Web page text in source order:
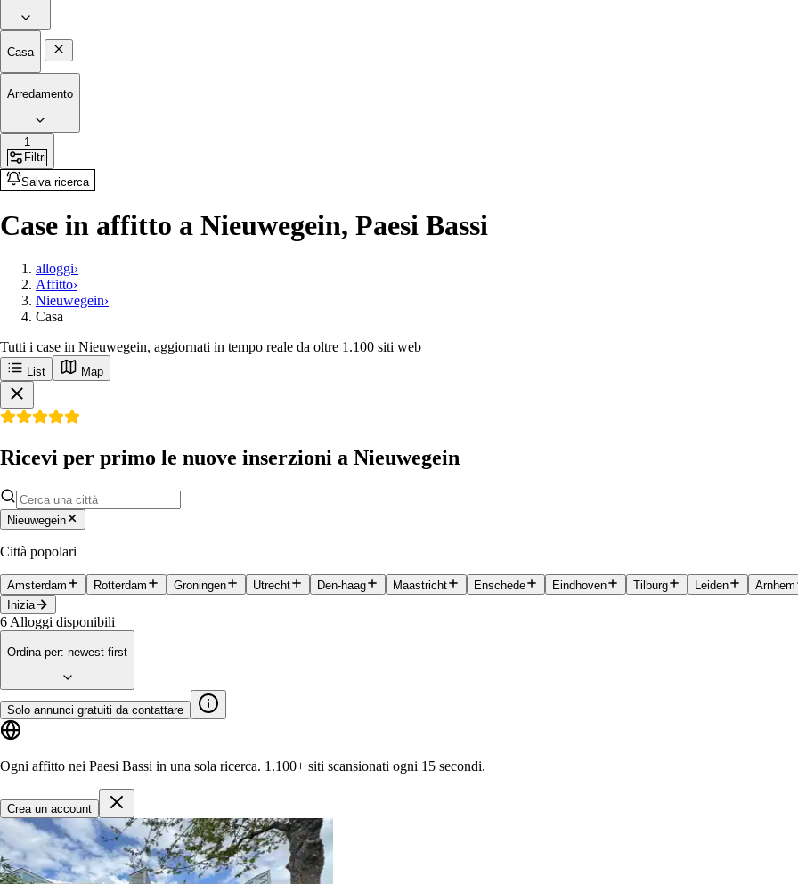
Casa
Arredamento
1
Filtri
Salva ricerca
Case in affitto a Nieuwegein, Paesi Bassi
alloggi›
Affitto›
Nieuwegein›
Casa
Tutti i case in Nieuwegein, aggiornati in tempo reale da oltre 1.100 siti web
List Map
Ricevi per primo le nuove inserzioni a Nieuwegein
Nieuwegein
Città popolari
Amsterdam Rotterdam Groningen Utrecht Den-haag Maastricht Enschede Eindhoven Tilburg Leiden Arnhem
Inizia
6 Alloggi disponibili
Ordina per: newest first
Solo annunci gratuiti da contattare
Ogni affitto nei Paesi Bassi in una sola ricerca. 1.100+ siti scansionati ogni 15 secondi.
Crea un account